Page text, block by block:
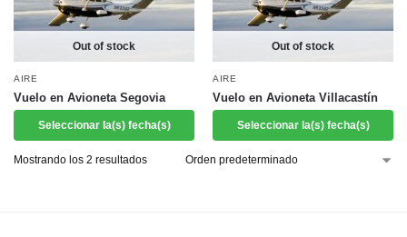
Out of stock
AIRE
Vuelo en Avioneta Segovia
Seleccionar la(s) fecha(s)
Out of stock
AIRE
Vuelo en Avioneta Villacastín
Seleccionar la(s) fecha(s)
Mostrando los 2 resultados